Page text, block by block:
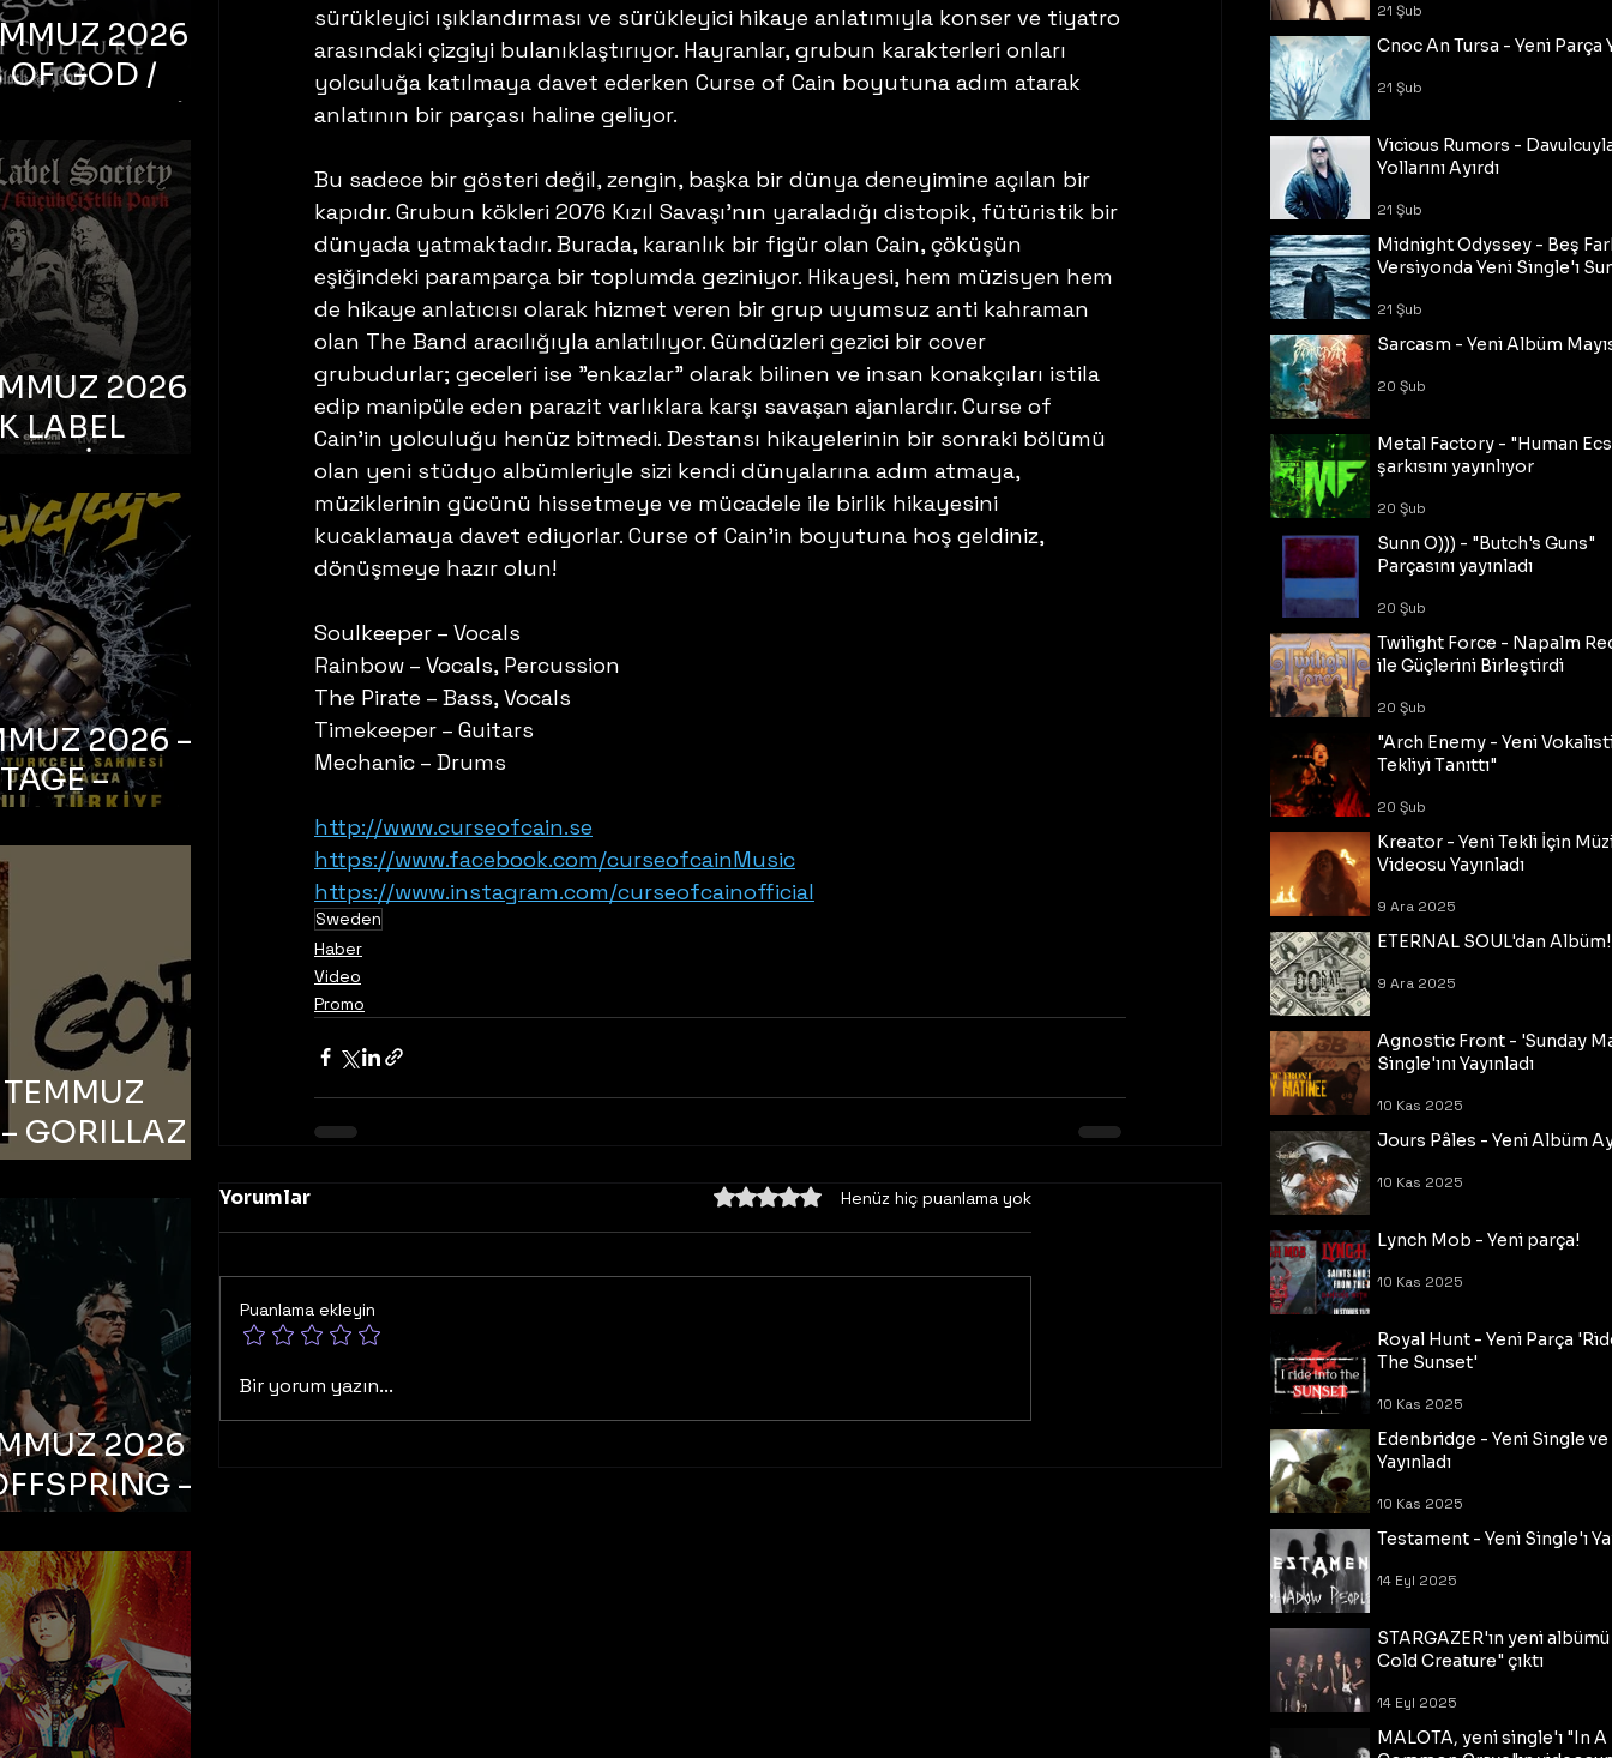
sürükleyici ışıklandırması ve sürükleyici hikaye anlatımıyla konser ve tiyatro
arasındaki çizgiyi bulanıklaştırıyor. Hayranlar, grubun karakterleri onları
yolculuğa katılmaya davet ederken Curse of Cain boyutuna adım atarak
anlatının bir parçası haline geliyor.
Bu sadece bir gösteri değil, zengin, başka bir dünya deneyimine açılan bir
kapıdır. Grubun kökleri 2076 Kızıl Savaşı'nın yaraladığı distopik, fütüristik bir
dünyada yatmaktadır. Burada, karanlık bir figür olan Cain, çöküşün
eşiğindeki paramparça bir toplumda geziniyor. Hikayesi, hem müzisyen hem
de hikaye anlatıcısı olarak hizmet veren bir grup uyumsuz anti kahraman
olan The Band aracılığıyla anlatılıyor. Gündüzleri gezici bir cover
grubudurlar; geceleri ise "enkazlar" olarak bilinen ve insan konakçıları istila
edip manipüle eden parazit varlıklara karşı savaşan ajanlardır. Curse of
Cain'in yolculuğu henüz bitmedi. Destansı hikayelerinin bir sonraki bölümü
olan yeni stüdyo albümleriyle sizi kendi dünyalarına adım atmaya,
müziklerinin gücünü hissetmeye ve mücadele ile birlik hikayesini
kucaklamaya davet ediyorlar. Curse of Cain'in boyutuna hoş geldiniz,
dönüşmeye hazır olun!
Soulkeeper – Vocals
Rainbow – Vocals, Percussion
The Pirate – Bass, Vocals
Timekeeper – Guitars
Mechanic – Drums
http://www.curseofcain.se
https://www.facebook.com/curseofcainMusic
https://www.instagram.com/curseofcainofficial
Sweden
Haber
Video
Promo
Yorumlar 5 üzerinden 0 yıldızHenüz hiç puanlama yok
Puanlama ekleyin
Bir yorum yazın...
2026 –
OF GOD /
CULTURE /
TOOTH –
Bonus
2026 –
LABEL
– İstanbul,
Park
2026 –
–
Zorlu PSM
Sahnesi
GORILLAZ –
Bonus
2026 –
–
Life Park
21 Şub
Cnoc An Tursa - Yeni Parça
21 Şub
Vicious Rumors -
Yollarını Ayırdı
21 Şub
Midnight Odyssey - Beş
Versiyonda Yeni Single'ı
21 Şub
Sarcasm - Yeni Albüm
20 Şub
Metal Factory - "Human
şarkısını yayınlıyor
20 Şub
Sunn O))) - "Butch's Guns"
Parçasını yayınladı
20 Şub
Twilight Force - Napalm
ile Güçlerini Birleştirdi
20 Şub
"Arch Enemy - Yeni
Tekliyi Tanıttı"
20 Şub
Kreator - Yeni Tekli İçin
Videosu Yayınladı
9 Ara 2025
ETERNAL SOUL'dan Albüm!
9 Ara 2025
Agnostic Front - 'Sunday
Single'ını Yayınladı
10 Kas 2025
Jours Pâles - Yeni Albüm
10 Kas 2025
Lynch Mob - Yeni parça!
10 Kas 2025
Royal Hunt - Yeni Parça
The Sunset'
10 Kas 2025
Edenbridge - Yeni Single
Yayınladı
10 Kas 2025
Testament - Yeni Single'ı
14 Eyl 2025
STARGAZER'ın yeni
Cold Creature" çıktı
14 Eyl 2025
MALOTA, yeni single'ı "In A